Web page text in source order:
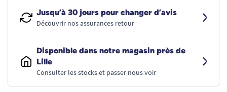
Jusqu’à 30 jours pour changer d’avis
Découvrir nos assurances retour
Disponible dans notre magasin près de
Lille
Consulter les stocks et passer nous voir